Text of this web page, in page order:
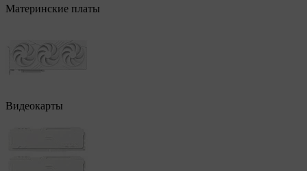
Материнские платы
Видеокарты